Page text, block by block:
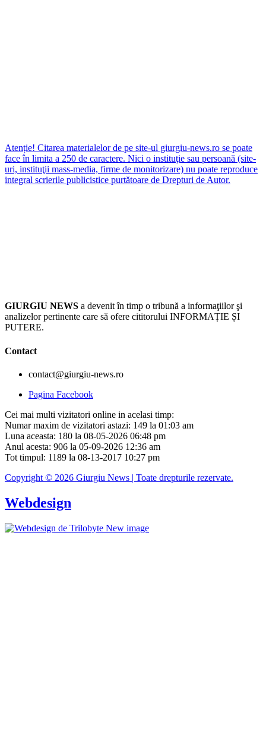
Atenție! Citarea materialelor de pe site-ul giurgiu-news.ro se poate
face în limita a 250 de caractere. Nici o instituţie sau persoană (site-
uri, instituţii mass-media, firme de monitorizare) nu poate reproduce
integral scrierile publicistice purtătoare de Drepturi de Autor.
GIURGIU NEWS a devenit în timp o tribună a informaţiilor şi
analizelor pertinente care să ofere cititorului INFORMAȚIE ȘI
PUTERE.
Contact
contact@giurgiu-news.ro
Pagina Facebook
Cei mai multi vizitatori online in acelasi timp:
Numar maxim de vizitatori astazi: 149 la 01:03 am
Luna aceasta: 180 la 08-05-2026 06:48 pm
Anul acesta: 906 la 05-09-2026 12:36 am
Tot timpul: 1189 la 08-13-2017 10:27 pm
Copyright © 2026 Giurgiu News | Toate drepturile rezervate.
Webdesign